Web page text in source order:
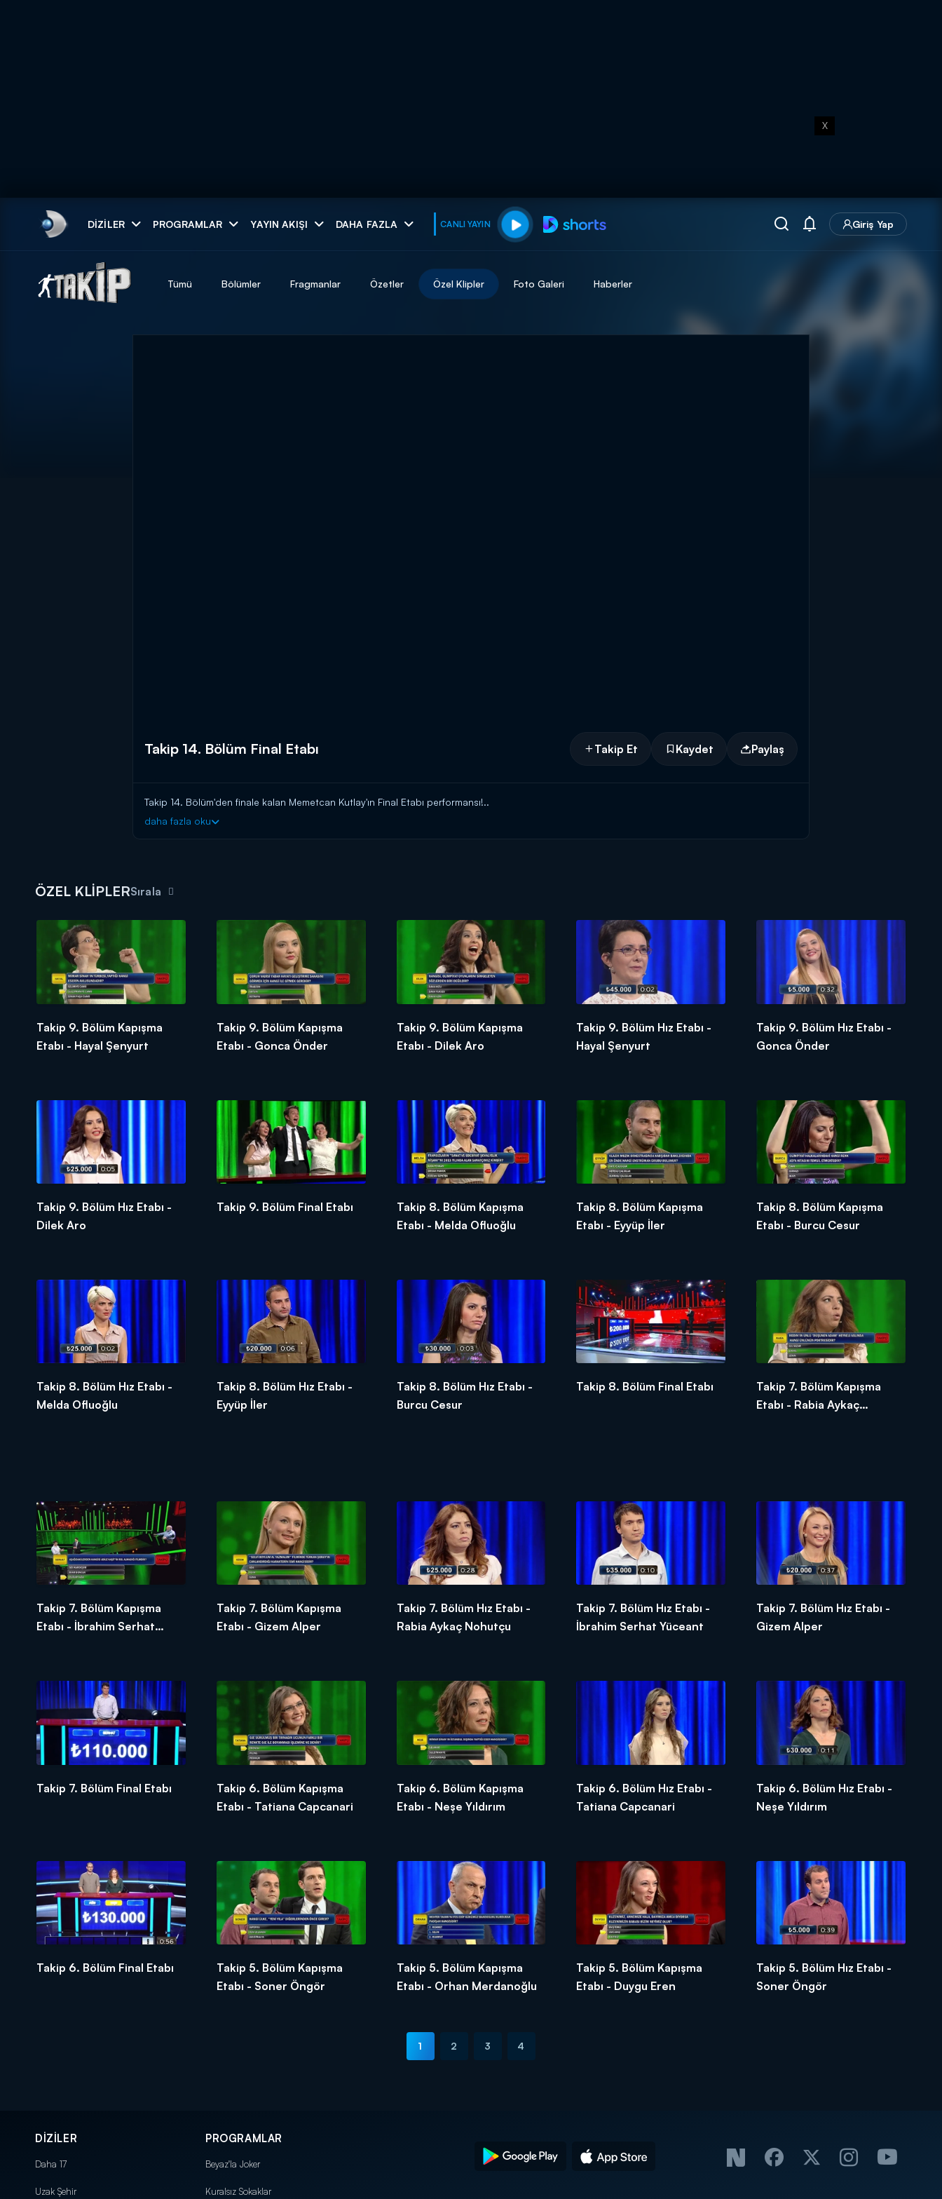
X
DIZILER PROGRAMLAR YAYIN AKIŞI DAHA FAZLA CANLI YAYIN Giriş Yap
muhteşem ikili
Tümü Bölümler Fragmanlar Özetler Özel Klipler Foto Galeri Haberler
Takip 14. Bölüm Final Etabı Takip Et Kaydet Paylaş
Takip 14. Bölüm'den finale kalan Memetcan Kutlay'ın Final Etabı performansı!..
daha fazla oku
ÖZEL KLİPLERSırala
Takip 9. Bölüm Kapışma
Etabı - Hayal Şenyurt
Takip 9. Bölüm Kapışma
Etabı - Gonca Önder
Takip 9. Bölüm Kapışma
Etabı - Dilek Aro
Takip 9. Bölüm Hız Etabı -
Hayal Şenyurt
Takip 9. Bölüm Hız Etabı -
Gonca Önder
Takip 9. Bölüm Hız Etabı -
Dilek Aro
Takip 9. Bölüm Final Etabı
Takip 8. Bölüm Kapışma
Etabı - Melda Ofluoğlu
Takip 8. Bölüm Kapışma
Etabı - Eyyüp İler
Takip 8. Bölüm Kapışma
Etabı - Burcu Cesur
Takip 8. Bölüm Hız Etabı -
Melda Ofluoğlu
Takip 8. Bölüm Hız Etabı -
Eyyüp İler
Takip 8. Bölüm Hız Etabı -
Burcu Cesur
Takip 8. Bölüm Final Etabı
Takip 7. Bölüm Kapışma
Etabı - Rabia Aykaç
Takip 7. Bölüm Kapışma
Etabı - İbrahim Serhat
Takip 7. Bölüm Kapışma
Etabı - Gizem Alper
Takip 7. Bölüm Hız Etabı -
Rabia Aykaç Nohutçu
Takip 7. Bölüm Hız Etabı -
İbrahim Serhat Yüceant
Takip 7. Bölüm Hız Etabı -
Gizem Alper
Takip 7. Bölüm Final Etabı
Takip 6. Bölüm Kapışma
Etabı - Tatiana Capcanari
Takip 6. Bölüm Kapışma
Etabı - Neşe Yıldırım
Takip 6. Bölüm Hız Etabı -
Tatiana Capcanari
Takip 6. Bölüm Hız Etabı -
Neşe Yıldırım
Takip 6. Bölüm Final Etabı
Takip 5. Bölüm Kapışma
Etabı - Soner Öngör
Takip 5. Bölüm Kapışma
Etabı - Orhan Merdanoğlu
Takip 5. Bölüm Kapışma
Etabı - Duygu Eren
Takip 5. Bölüm Hız Etabı -
Soner Öngör
1 2 3 4
DİZİLER
Daha 17
Uzak Şehir
PROGRAMLAR
Beyaz'la Joker
Kuralsız Sokaklar